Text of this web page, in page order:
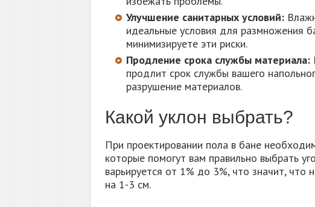
Улучшение санитарных условий:
идеальные условия для размножения
минимизируете эти риски.
Продление срока службы материала:
продлит срок службы вашего
разрушение материалов.
Какой уклон выбрать?
При проектировании пола в бане
которые помогут вам правильно выбрать
варьируется от 1% до 3%, что значит,
на 1-3 см.